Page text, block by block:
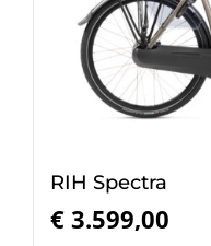
RIH Spectra
€ 3.599,00